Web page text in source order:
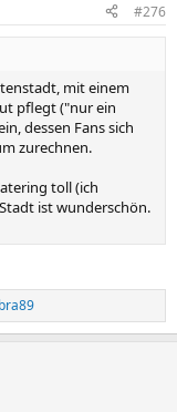
#276
mit einem
pflegt ("nur ein
dessen Fans sich
zurechnen.
toll (ich
ist wunderschön.